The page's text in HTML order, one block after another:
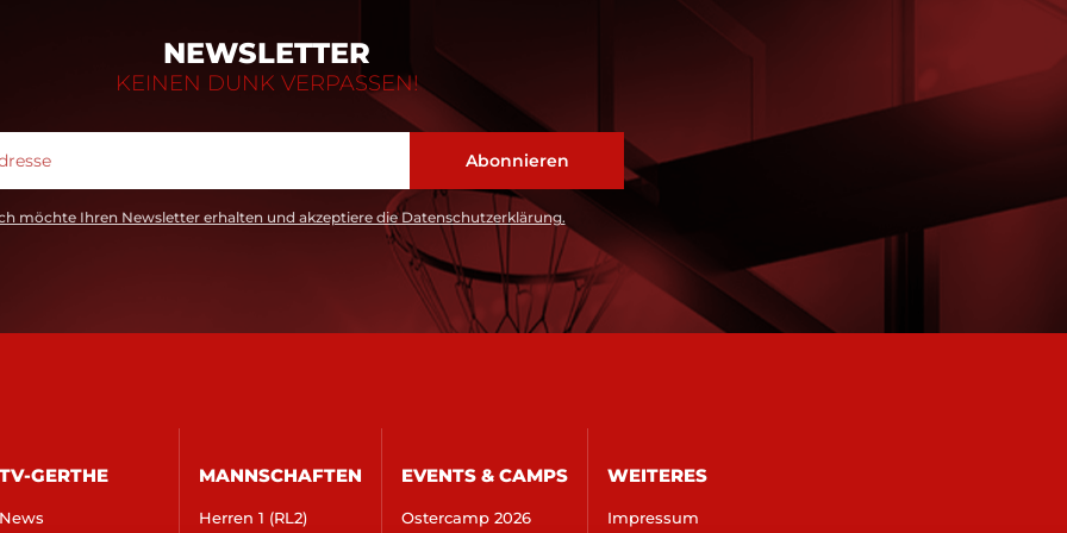
NEWSLETTER
KEINEN DUNK VERPASSEN!
möchte Ihren Newsletter erhalten und akzeptiere die Datenschutzerklärung.
GERTHE MANNSCHAFTEN
Herren 1 (RL2)
EVENTS & CAMPS
Ostercamp 2026
WEITERES
Impressum